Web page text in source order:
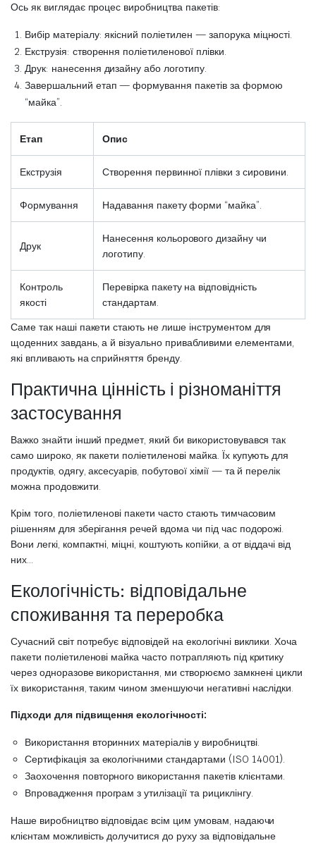
Ось як виглядає процес виробництва пакетів:
Вибір матеріалу: якісний поліетилен — запорука міцності.
Екструзія: створення поліетиленової плівки.
Друк: нанесення дизайну або логотипу.
Завершальний етап — формування пакетів за формою
“майка”.
Етап Опис
Екструзія Створення первинної плівки з сировини.
Формування Надавання пакету форми “майка”.
Друк
Нанесення кольорового дизайну чи
логотипу.
Контроль
якості
Перевірка пакету на відповідність
стандартам.
Саме так наші пакети стають не лише інструментом для
щоденних завдань, а й візуально привабливими елементами,
які впливають на сприйняття бренду.
Практична цінність і різноманіття
застосування
Важко знайти інший предмет, який би використовувався так
само широко, як пакети поліетиленові майка. Їх купують для
продуктів, одягу, аксесуарів, побутової хімії — та й перелік
можна продовжити.
Крім того, поліетиленові пакети часто стають тимчасовим
рішенням для зберігання речей вдома чи під час подорожі.
Вони легкі, компактні, міцні, коштують копійки, а от віддачі від
них…
Екологічність: відповідальне
споживання та переробка
Сучасний світ потребує відповідей на екологічні виклики. Хоча
пакети поліетиленові майка часто потрапляють під критику
через одноразове використання, ми створюємо замкнені цикли
їх використання, таким чином зменшуючи негативні наслідки.
Підходи для підвищення екологічності:
Використання вторинних матеріалів у виробництві.
Сертифікація за екологічними стандартами (ISO 14001).
Заохочення повторного використання пакетів клієнтами.
Впровадження програм з утилізації та рициклінгу.
Наше виробництво відповідає всім цим умовам, надаючи
клієнтам можливість долучитися до руху за відповідальне